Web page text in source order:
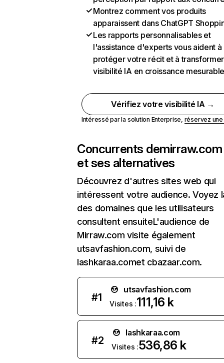
Montrez comment vos produits
apparaissent dans ChatGPT
Les rapports personnalisables et
l'assistance d'experts vous aident à
protéger votre récit et à
visibilité IA en croissance
Vérifiez votre visibilité IA →
Intéressé par la solution Enterprise, réservez
Concurrents demirraw.com
et ses alternatives
Découvrez d'autres sites web qui
intéressent votre audience. Voyez
des domaines que les utilisateurs
consultent ensuiteL'audience de
Mirraw.com visite également
utsavfashion.com, suivi de
lashkaraa.comet cbazaar.com.
#1
utsavfashion.com
Visites :111,16 k
#2
lashkaraa.com
Visites :536,86 k